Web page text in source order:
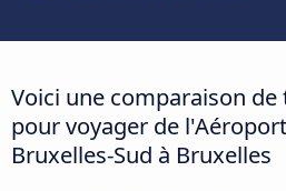
Voici une comparaison
pour voyager de
Bruxelles-Sud à Bruxelles